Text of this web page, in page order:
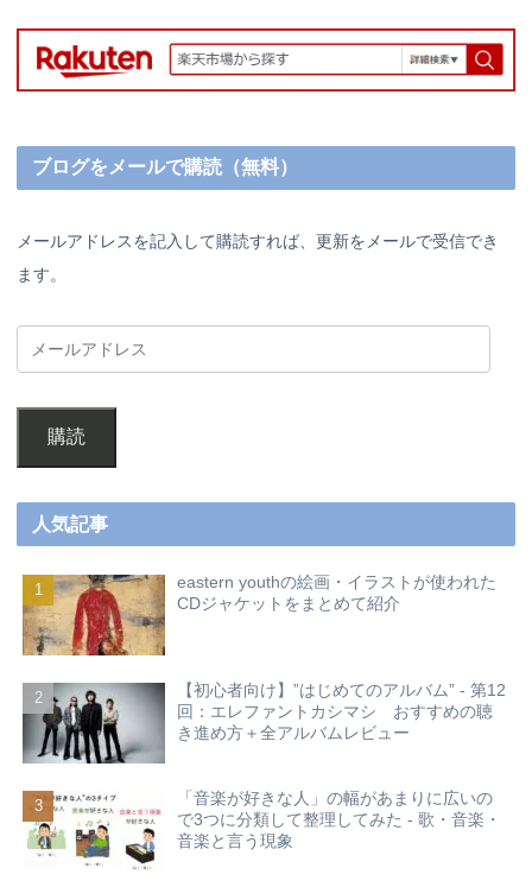
ブログをメールで購読（無料）
メールアドレスを記入して購読すれば、更新をメールで受信でき
ます。
購読
人気記事
eastern youthの絵画・イラストが使われた
CDジャケットをまとめて紹介
【初心者向け】”はじめてのアルバム” - 第12
回：エレファントカシマシ おすすめの聴
き進め方＋全アルバムレビュー
「音楽が好きな人」の幅があまりに広いの
で3つに分類して整理してみた - 歌・音楽・
音楽と言う現象